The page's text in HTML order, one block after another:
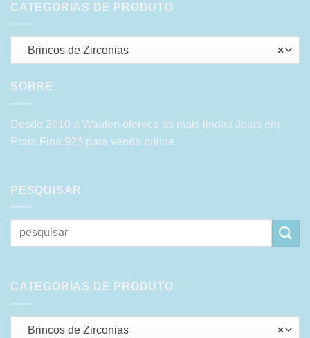
CATEGORIAS DE PRODUTO
×
Brincos de Zirconias
SOBRE
Desde 2010 a Waufen oferece as mais lindas Joias em
Prata Fina 925 para venda online.
PESQUISAR
Pesquisar
por:
CATEGORIAS DE PRODUTO
×
Brincos de Zirconias